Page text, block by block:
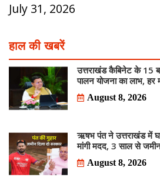
July 31, 2026
हाल की खबरें
उत्तराखंड कैबिनेट के 15
पालन योजना का लाभ, हर
August 8, 2026
ऋषभ पंत ने उत्तराखंड में
मांगी मदद, 3 साल से
August 8, 2026